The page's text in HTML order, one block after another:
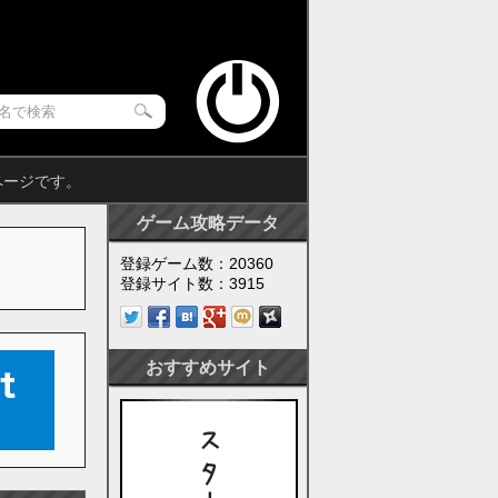
ジです。
ゲーム攻略データ
登録ゲーム数：20360
登録サイト数：3915
おすすめサイト